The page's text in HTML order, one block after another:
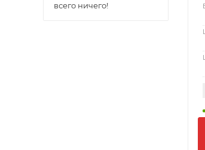
всего ничего!